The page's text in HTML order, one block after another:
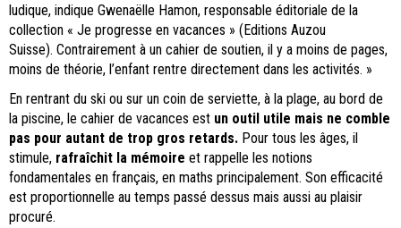
ludique, indique Gwenaëlle Hamon, responsable éditoriale de la
collection « Je progresse en vacances » (Editions Auzou
Suisse). Contrairement à un cahier de soutien, il y a moins de pages,
moins de théorie, l’enfant rentre directement dans les activités. »
En rentrant du ski ou sur un coin de serviette, à la plage, au bord de
la piscine, le cahier de vacances est un outil utile mais ne comble
pas pour autant de trop gros retards. Pour tous les âges, il
stimule, rafraîchit la mémoire et rappelle les notions
fondamentales en français, en maths principalement. Son efficacité
est proportionnelle au temps passé dessus mais aussi au plaisir
procuré.